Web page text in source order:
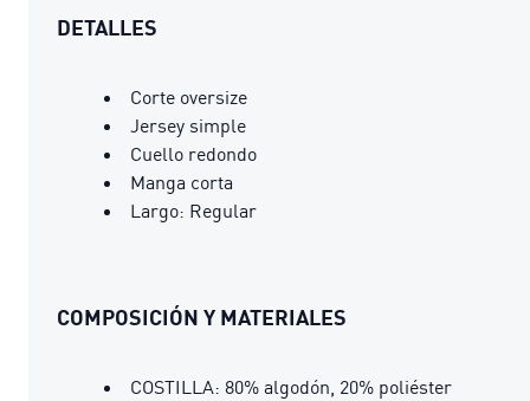
DETALLES
Corte oversize
Jersey simple
Cuello redondo
Manga corta
Largo: Regular
COMPOSICIÓN Y MATERIALES
COSTILLA: 80% algodón, 20% poliéster